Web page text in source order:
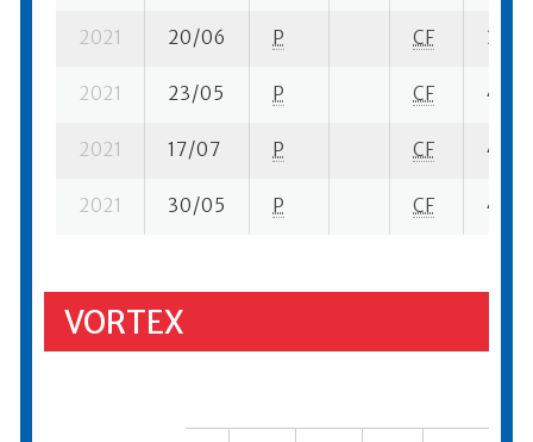
2021 20/06 P CF 3 su-
2021 23/05 P CF 4 su-
2021 17/07 P CF 4 su-
2021 30/05 P CF 4 su-
VORTEX